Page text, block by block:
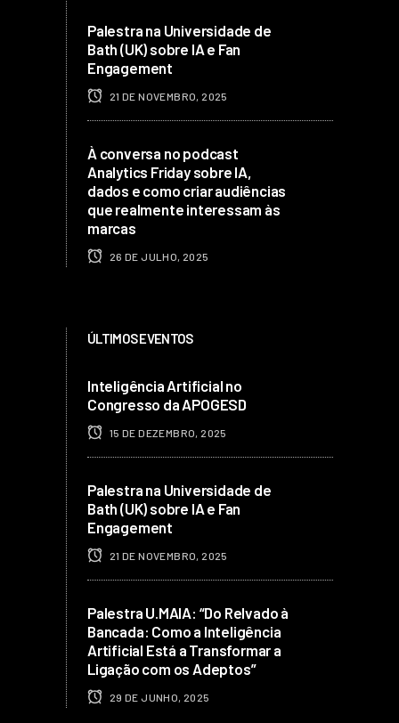
Palestra na Universidade de
Bath (UK) sobre IA e Fan
Engagement
21 DE NOVEMBRO, 2025
À conversa no podcast
Analytics Friday sobre IA,
dados e como criar audiências
que realmente interessam às
marcas
26 DE JULHO, 2025
ÚLTIMOS EVENTOS
Inteligência Artificial no
Congresso da APOGESD
15 DE DEZEMBRO, 2025
Palestra na Universidade de
Bath (UK) sobre IA e Fan
Engagement
21 DE NOVEMBRO, 2025
Palestra U.MAIA: “Do Relvado à
Bancada: Como a Inteligência
Artificial Está a Transformar a
Ligação com os Adeptos”
29 DE JUNHO, 2025